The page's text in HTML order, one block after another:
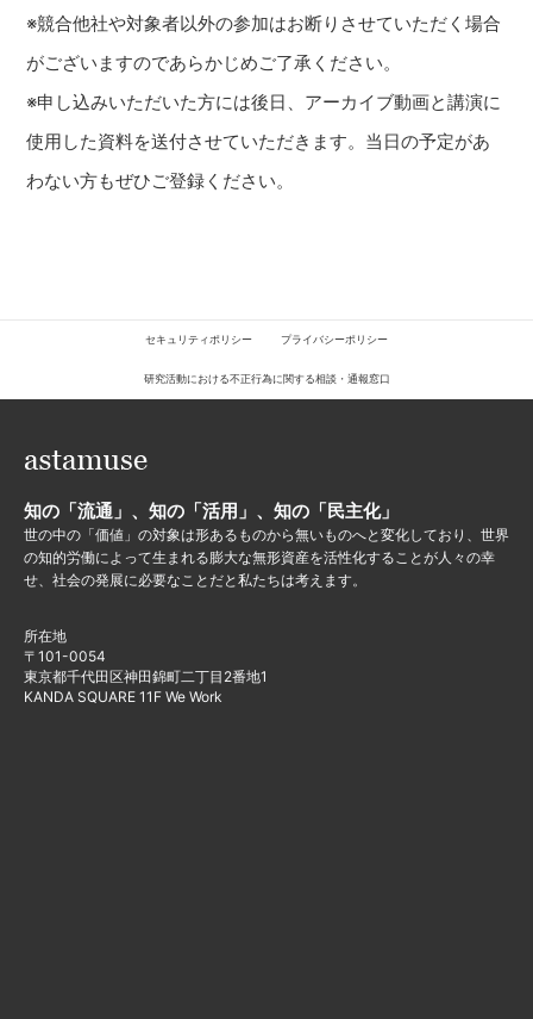
※競合他社や対象者以外の参加はお断りさせていただく場合
がございますのであらかじめご了承ください。
※申し込みいただいた方には後日、アーカイブ動画と講演に
使用した資料を送付させていただきます。当日の予定があ
わない方もぜひご登録ください。
セキュリティポリシー プライバシーポリシー
研究活動における不正行為に関する相談・通報窓口
知の「流通」、知の「活用」、知の「民主化」
世の中の「価値」の対象は形あるものから無いものへと変化しており、世界
の知的労働によって生まれる膨大な無形資産を活性化することが人々の幸
せ、社会の発展に必要なことだと私たちは考えます。
所在地
〒101-0054
東京都千代田区神田錦町二丁目2番地1
KANDA SQUARE 11F We Work